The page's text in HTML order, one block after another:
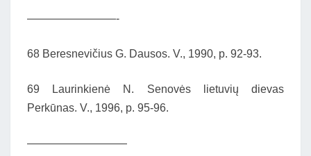
————————-
68 Beresnevičius G. Dausos. V., 1990, p. 92-93.
69 Laurinkienė N. Senovės lietuvių dievas
Perkūnas. V., 1996, p. 95-96.
—————————